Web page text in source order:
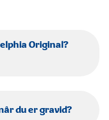
Original?
du er gravid?